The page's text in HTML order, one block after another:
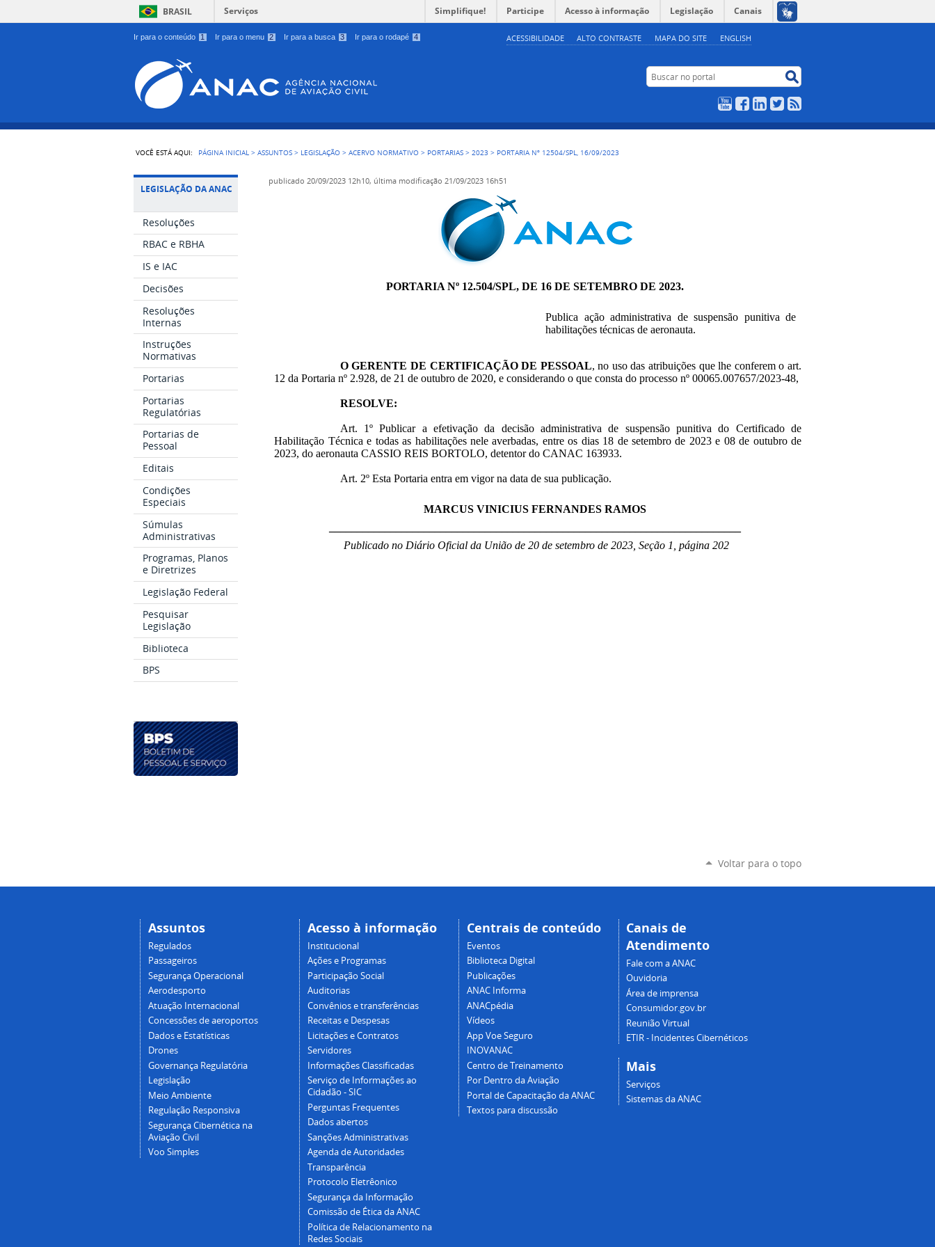
Ir para o conteúdo 1 Ir para o menu 2 Ir para a busca 3 Ir para o rodapé 4 ACESSIBILIDADE ALTO CONTRASTE MAPA DO SITE ENGLISH
BRASIL Serviços Simplifique! Participe Acesso à informação Legislação Canais
Buscar no portal
YouTubeFacebookLinkedIn
Twitter
VOCÊ ESTÁ AQUI: PÁGINA INICIAL >ASSUNTOS > LEGISLAÇÃO >ACERVO NORMATIVO > PORTARIAS >2023 > PORTARIA Nº 12504/SPL, 16/09/2023
LEGISLAÇÃO DA ANAC
Resoluções
RBAC e RBHA
IS e IAC
Decisões
Resoluções
Internas
Instruções
Normativas
Portarias
Portarias
Regulatórias
Portarias de
Pessoal
Editais
Condições
Especiais
Súmulas
Administrativas
Programas, Planos
e Diretrizes
Legislação Federal
Pesquisar
Legislação
Biblioteca
BPS
publicado 20/09/2023 12h10, última modificação 21/09/2023 16h51
PORTARIA Nº 12.504/SPL, DE 16 DE SETEMBRO DE 2023.
Publica ação administrativa de suspensão punitiva de
habilitações técnicas de aeronauta.
O GERENTE DE CERTIFICAÇÃO DE PESSOAL, no uso das atribuições que lhe conferem o art.
12 da Portaria nº 2.928, de 21 de outubro de 2020, e considerando o que consta do processo nº 00065.007657/2023-48,
RESOLVE:
Art. 1º Publicar a efetivação da decisão administrativa de suspensão punitiva do Certificado de
Habilitação Técnica e todas as habilitações nele averbadas, entre os dias 18 de setembro de 2023 e 08 de outubro de
2023, do aeronauta CASSIO REIS BORTOLO, detentor do CANAC 163933.
Art. 2º Esta Portaria entra em vigor na data de sua publicação.
MARCUS VINICIUS FERNANDES RAMOS
Publicado no Diário Oficial da União de 20 de setembro de 2023, Seção 1, página 202
Voltar para o topo
Assuntos
Regulados
Passageiros
Segurança Operacional
Aerodesporto
Atuação Internacional
Concessões de aeroportos
Dados e Estatísticas
Drones
Governança Regulatória
Legislação
Meio Ambiente
Regulação Responsiva
Segurança Cibernética na
Aviação Civil
Voo Simples
Acesso à informação
Institucional
Ações e Programas
Participação Social
Auditorias
Convênios e transferências
Receitas e Despesas
Licitações e Contratos
Servidores
Informações Classificadas
Serviço de Informações ao
Cidadão - SIC
Perguntas Frequentes
Dados abertos
Sanções Administrativas
Agenda de Autoridades
Transparência
Protocolo Eletrêonico
Segurança da Informação
Comissão de Ética da ANAC
Política de Relacionamento na
Redes Sociais
Centrais de conteúdo
Eventos
Biblioteca Digital
Publicações
ANAC Informa
ANACpédia
Vídeos
App Voe Seguro
INOVANAC
Centro de Treinamento
Por Dentro da Aviação
Portal de Capacitação da ANAC
Textos para discussão
Canais de
Atendimento
Fale com a ANAC
Ouvidoria
Área de imprensa
Consumidor.gov.br
Reunião Virtual
ETIR - Incidentes Cibernéticos
Mais
Serviços
Sistemas da ANAC